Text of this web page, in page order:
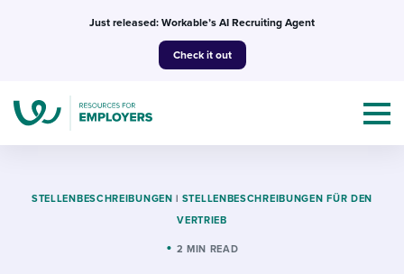
Just released: Workable’s AI Recruiting Agent
Check it out
Topics
STELLENBESCHREIBUNGEN | STELLENBESCHREIBUNGEN FÜR DEN
VERTRIEB
2 MIN READ